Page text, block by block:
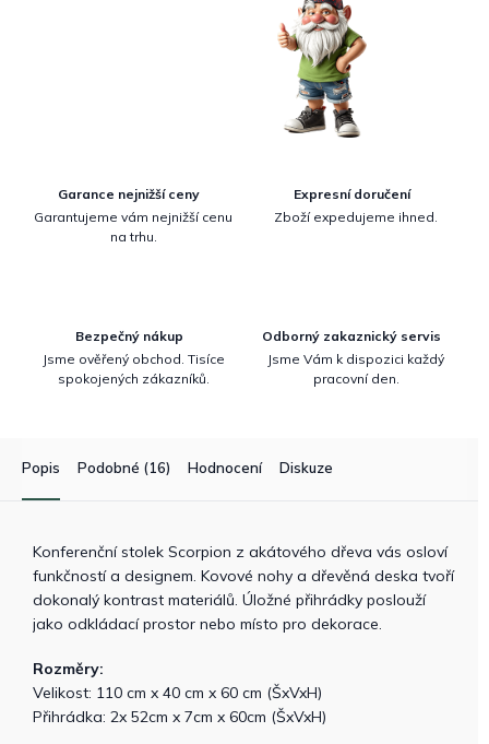
Garance nejnižší ceny
Garantujeme vám nejnižší cenu
na trhu.
Expresní doručení
Zboží expedujeme ihned.
Bezpečný nákup
Jsme ověřený obchod. Tisíce
spokojených zákazníků.
Odborný zakaznický servis
Jsme Vám k dispozici každý
pracovní den.
Popis Podobné (16) Hodnocení Diskuze
Konferenční stolek Scorpion z akátového dřeva vás osloví
funkčností a designem. Kovové nohy a dřevěná deska tvoří
dokonalý kontrast materiálů. Úložné přihrádky poslouží
jako odkládací prostor nebo místo pro dekorace.
Rozměry:
Velikost: 110 cm x 40 cm x 60 cm (ŠxVxH)
Přihrádka: 2x 52cm x 7cm x 60cm (ŠxVxH)